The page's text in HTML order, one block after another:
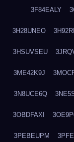
3F84EALY
3H28UNEO
3HSUVSEU
3ME42K9J
3N8UCE6Q
3OBDFAXI
3PEBEUPM